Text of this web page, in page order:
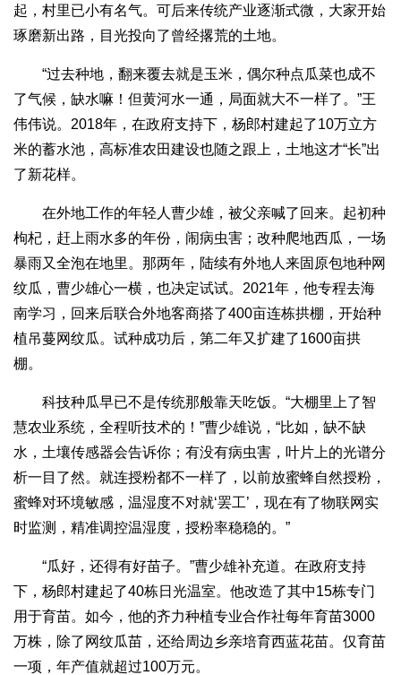
起，村里已小有名气。可后来传统产业逐渐式微，大家开始
琢磨新出路，目光投向了曾经撂荒的土地。
“过去种地，翻来覆去就是玉米，偶尔种点瓜菜也成不
了气候，缺水嘛！但黄河水一通，局面就大不一样了。”王
伟伟说。2018年，在政府支持下，杨郎村建起了10万立方
米的蓄水池，高标准农田建设也随之跟上，土地这才“长”出
了新花样。
在外地工作的年轻人曹少雄，被父亲喊了回来。起初种
枸杞，赶上雨水多的年份，闹病虫害；改种爬地西瓜，一场
暴雨又全泡在地里。那两年，陆续有外地人来固原包地种网
纹瓜，曹少雄心一横，也决定试试。2021年，他专程去海
南学习，回来后联合外地客商搭了400亩连栋拱棚，开始种
植吊蔓网纹瓜。试种成功后，第二年又扩建了1600亩拱
棚。
科技种瓜早已不是传统那般靠天吃饭。“大棚里上了智
慧农业系统，全程听技术的！”曹少雄说，“比如，缺不缺
水，土壤传感器会告诉你；有没有病虫害，叶片上的光谱分
析一目了然。就连授粉都不一样了，以前放蜜蜂自然授粉，
蜜蜂对环境敏感，温湿度不对就‘罢工’，现在有了物联网实
时监测，精准调控温湿度，授粉率稳稳的。”
“瓜好，还得有好苗子。”曹少雄补充道。在政府支持
下，杨郎村建起了40栋日光温室。他改造了其中15栋专门
用于育苗。如今，他的齐力种植专业合作社每年育苗3000
万株，除了网纹瓜苗，还给周边乡亲培育西蓝花苗。仅育苗
一项，年产值就超过100万元。